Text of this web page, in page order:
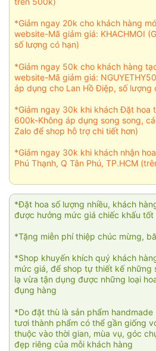
*Giảm ngay 20k cho khách hàng
website-Mã giảm giá: KHACHMOI
số lượng có hạn)
*Giảm ngay 50k cho khách hàng
website-Mã giảm giá:
áp dụng cho Lan Hồ Điệp, số lượng
*Giảm ngay 30k khi khách Đặt hoa
600k-Không áp dụng song song,
Zalo để shop hỗ trợ chi tiết hơn)
*Giảm ngay 30k khi khách nhận
Phú Thạnh, Q Tân Phú, TP.HCM
*Đặt hoa số lượng nhiều, khách
được hưởng mức giá chiếc khấu tốt
*Tặng miễn phí thiệp chúc mừng,
*Shop khuyến khích quý khách
mức giá, để shop tự thiết kế những
lạ vừa tận dụng được những loại
đụng hàng
*Do đặt thù là sản phẩm
tươi thành phẩm có thể gần giống
thuộc vào thời gian, mùa vụ, góc
đẹp riêng của mỗi khách hàng